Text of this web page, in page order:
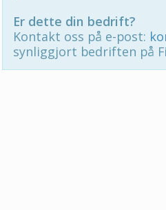
Er dette din bedrift?
Kontakt oss på e-post:
synliggjort bedriften på